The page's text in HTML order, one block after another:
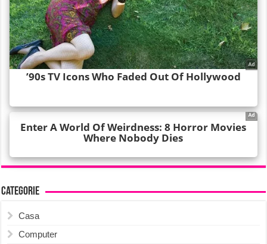
Categorie
Casa
Computer